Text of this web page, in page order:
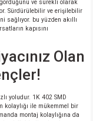
ve sürekli olarak
Sürdürülebilir ve erişilebilir
sağlıyor. bu yüzden akıllı
kapısını
Olan
yoludur. 1K 402 SMD
kolaylığı ile mükemmel bir
montaj kolaylığına da